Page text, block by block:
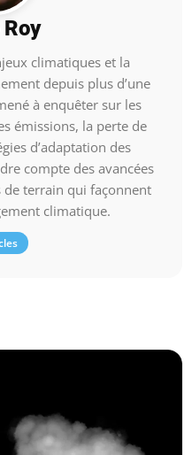
climatiques et la
depuis plus d’une
à enquêter sur les
émissions, la perte de
d’adaptation des
compte des avancées
de terrain qui façonnent
climatique.